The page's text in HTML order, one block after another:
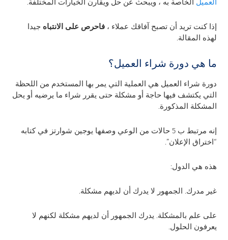
العميل الخاصة به ، ويبحث عن حل ويقارن الخيارات المختلفة.
إذا كنت تريد أن تصبح آفاقك عملاء ،فاحرص على الانتباه جيدا
لهذه المقالة.
ما هي دورة شراء العميل؟
دورة شراء العميل هي العملية التي يمر بها المستخدم من اللحظة
التي يكتشف فيها حاجة أو مشكلة حتى يقرر شراء ما يرضيه أو يحل
المشكلة المذكورة.
إنه مرتبط ب 5 حالات من الوعي وصفها يوجين شوارتز في كتابه
“اختراق الإعلان”.
هذه هي الدول:
غير مدرك. الجمهور لا يدرك أن لديهم مشكلة.
على علم بالمشكلة. يدرك الجمهور أن لديهم مشكلة لكنهم لا
يعرفون الحلول.